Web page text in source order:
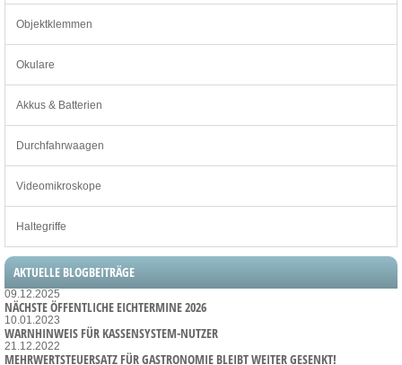
Objektklemmen
Okulare
Akkus & Batterien
Durchfahrwaagen
Videomikroskope
Haltegriffe
AKTUELLE BLOGBEITRÄGE
09.12.2025
NÄCHSTE ÖFFENTLICHE EICHTERMINE 2026
10.01.2023
WARNHINWEIS FÜR KASSENSYSTEM-NUTZER
21.12.2022
MEHRWERTSTEUERSATZ FÜR GASTRONOMIE BLEIBT WEITER GESENKT!